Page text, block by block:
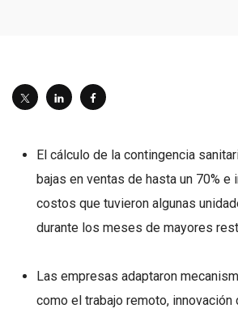
El cálculo de la contingencia
bajas en ventas de hasta un 70% e
costos que tuvieron algunas
durante los meses de mayores
Las empresas adaptaron
como el trabajo remoto,